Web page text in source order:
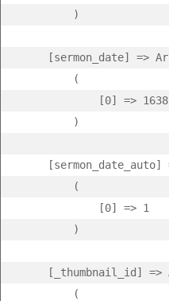
        )
[sermon_date] =>
        (
[0] =>
        )
[sermon_date_auto]
        (
            [0] => 1
        )
[_thumbnail_id] =>
        (